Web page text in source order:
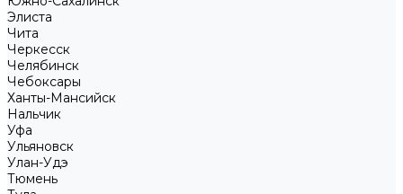
Элиста
Чита
Черкесск
Челябинск
Чебоксары
Ханты-Мансийск
Нальчик
Уфа
Ульяновск
Улан-Удэ
Тюмень